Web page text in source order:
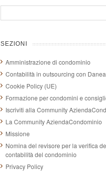
SEZIONI
Amministrazione di condominio
Contabilità in outsourcing con Danea
Cookie Policy (UE)
Formazione per condomini e
Iscriviti alla Community
La Community AziendaCondominio
Missione
Nomina del revisore per la verifica
contabilità del condominio
Privacy Policy